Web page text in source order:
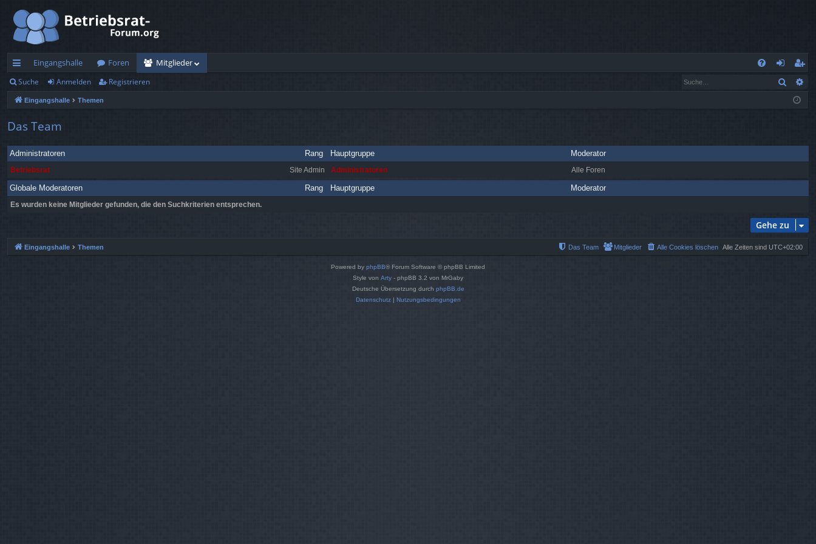
ch
ne
llz
rif
f
Eingangshalle Foren
Mitglieder
n
n
eg
ist
n
Suche Anmelden Registrieren Suche
Eingangshalle Themen
Das Team
Rang
Administratoren Hauptgruppe Moderator
Site Admin
Betriebsrat Administratoren Alle Foren
Rang
Globale Moderatoren Hauptgruppe Moderator
Es wurden keine Mitglieder gefunden, die den Suchkriterien entsprechen.
Gehe zu
Eingangshalle Themen Alle Zeiten sind UTC+02:00
Alle Cookies löschen
Mitglieder
Das Team
Powered by phpBB® Forum Software © phpBB Limited
Style von Arty - phpBB 3.2 von MrGaby
Deutsche Übersetzung durch phpBB.de
Datenschutz| Nutzungsbedingungen